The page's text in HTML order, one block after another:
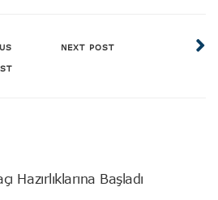
NEXT POST
Hazırlıklarına Başladı